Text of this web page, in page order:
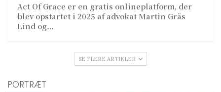
Act Of Grace er en gratis onlineplatform, der
blev opstartet i 2025 af advokat Martin Gräs
Lind og…
SE FLERE ARTIKLER
PORTRÆT